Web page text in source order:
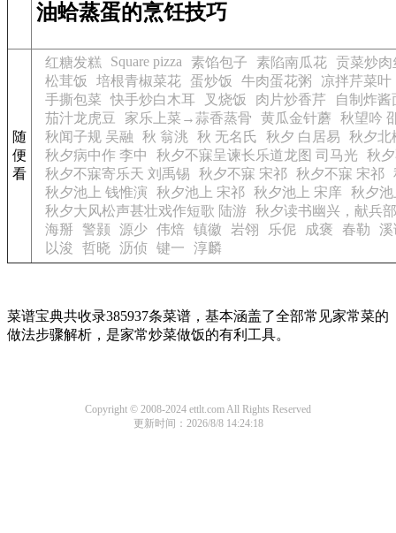
油蛤蒸蛋的烹饪技巧
随
便
看
红糖发糕 Square pizza 素馅包子 素陷南瓜花 贡菜炒肉
松茸饭
培根青椒菜花 蛋炒饭 牛肉蛋花粥
凉拌芹菜叶
手撕包菜
快手炒白木耳 叉烧饭 肉片炒香芹
自制炸酱
茄汁龙虎豆
家乐上菜→蒜香蒸骨 黄瓜金针蘑
秋望吟
秋闻子规 吴融
秋 翁洮 秋 无名氏 秋夕 白居易
秋夕北
秋夕病中作 李中
秋夕不寐呈谏长乐道龙图 司马光
秋
秋夕不寐寄乐天 刘禹锡
秋夕不寐 宋祁 秋夕不寐 宋祁
秋夕池上 钱惟演
秋夕池上 宋祁 秋夕池上 宋庠 秋夕
秋夕大风松声甚壮戏作短歌 陆游
秋夕读书幽兴，献兵
海掰
警颢 源少 伟焙 镇徽 岩翎 乐伲 成褒 春勒
溪
以浚
哲晓 沥侦 键一 淳麟
菜谱宝典共收录385937条菜谱，基本涵盖了全部常见家常菜的
做法步骤解析，是家常炒菜做饭的有利工具。
Copyright © 2008-2024 ettlt.com All Rights Reserved
更新时间：2026/8/8 14:24:18